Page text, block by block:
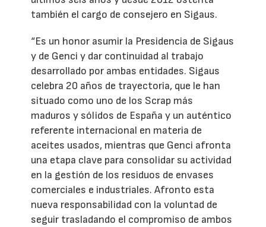
también el cargo de consejero en Sigaus.
“Es un honor asumir la Presidencia de Sigaus
y de Genci y dar continuidad al trabajo
desarrollado por ambas entidades. Sigaus
celebra 20 años de trayectoria, que le han
situado como uno de los Scrap más
maduros y sólidos de España y un auténtico
referente internacional en materia de
aceites usados, mientras que Genci afronta
una etapa clave para consolidar su actividad
en la gestión de los residuos de envases
comerciales e industriales. Afronto esta
nueva responsabilidad con la voluntad de
seguir trasladando el compromiso de ambos